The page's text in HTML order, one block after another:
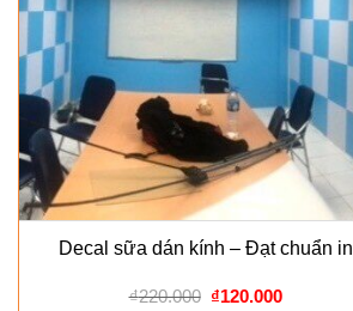
Decal sữa dán kính – Đạt chuẩn in
₫220.000 Giá
₫120.000Giá